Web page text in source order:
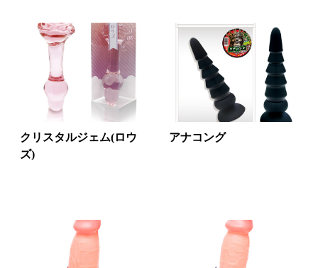
クリスタルジェム(ロウ
ズ)
アナコング